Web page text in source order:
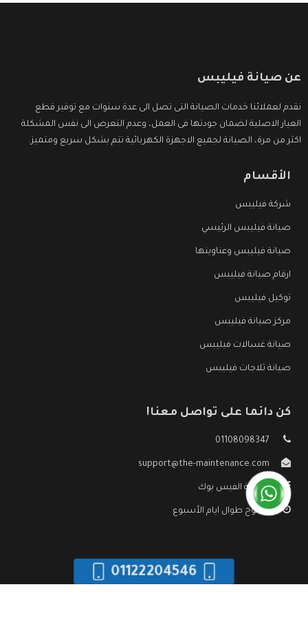
عن صيانة فيليبس
نقدم لعملائنا خدمات الصيانة التى تصل الى عدة سنوات مع توفير قطع
الغيار الاصلية لضمان جودتها فى العمل، وعدم التعرض الى نفس المشكلة
اكثر من مرة، الصيانة لجميع الاجهزة الكهربائية تتم بشكل سريع ومتميز.
الأقسام
شركة فيليبس
صيانة فيليبس الرئيسي
صيانة فيليبس وعناوينها
ارقام صيانة فيليبس
توكيل فيليبس
مركز صيانة فيليبس
صيانة غسالات فيليبس
صيانة ثلاجات فيليبس
كن دائما على تواصل معنا!
01108098347
support@the-maintenance.com
صفحة الفيس بوك
مفتوح طوال ايام الأسبوع
01122204546